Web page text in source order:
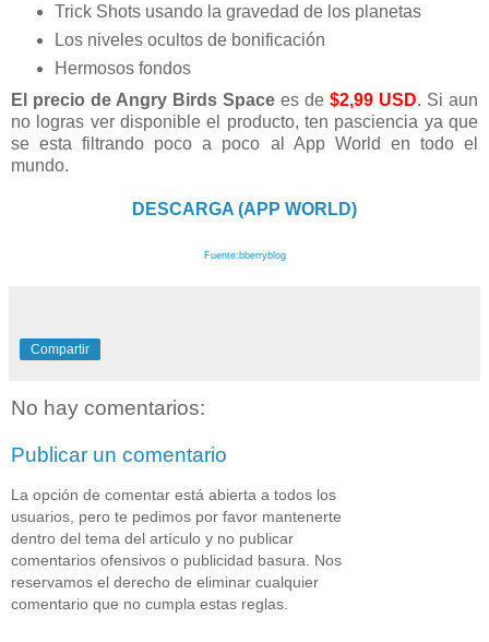
Trick Shots usando la gravedad de los planetas
Los niveles ocultos de bonificación
Hermosos fondos
El precio de Angry Birds Space es de $2,99 USD. Si aun
no logras ver disponible el producto, ten pasciencia ya que
se esta filtrando poco a poco al App World en todo el
mundo.
DESCARGA (APP WORLD)
Fuente:bberryblog
Compartir
No hay comentarios:
Publicar un comentario
La opción de comentar está abierta a todos los
usuarios, pero te pedimos por favor mantenerte
dentro del tema del artículo y no publicar
comentarios ofensivos o publicidad basura. Nos
reservamos el derecho de eliminar cualquier
comentario que no cumpla estas reglas.